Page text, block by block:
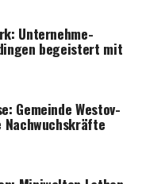
Unter­neh­me­
begeis­tert mit
Gemein­de Wes­t­ov­